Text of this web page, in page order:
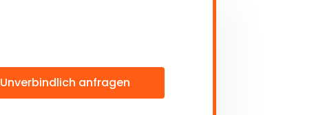
Unverbindlich anfragen